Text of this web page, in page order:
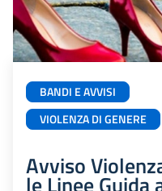
BANDI E AVVISI
VIOLENZA DI GENERE
Avviso
le Linee Guida